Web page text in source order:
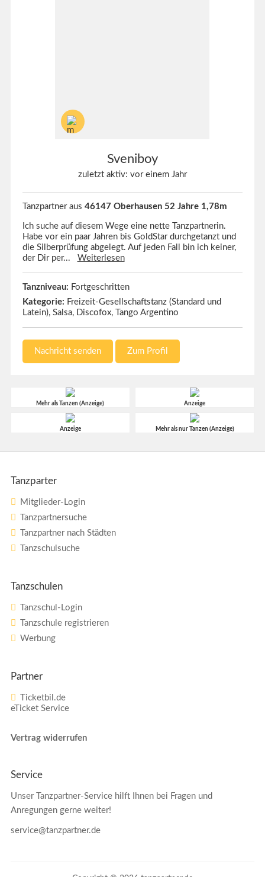
Sveniboy
zuletzt aktiv: vor einem Jahr
Tanzpartner aus 46147 Oberhausen 52 Jahre 1,78m
Ich suche auf diesem Wege eine nette Tanzpartnerin.
Habe vor ein paar Jahren bis GoldStar durchgetanzt und
die Silberprüfung abgelegt. Auf jeden Fall bin ich keiner,
der Dir per... Weiterlesen
Tanzniveau: Fortgeschritten
Kategorie: Freizeit-Gesellschaftstanz (Standard und
Latein), Salsa, Discofox, Tango Argentino
Nachricht senden Zum Profil
Mehr als Tanzen (Anzeige) Anzeige
Anzeige Mehr als nur Tanzen (Anzeige)
Tanzparter
Mitglieder-Login
Tanzpartnersuche
Tanzpartner nach Städten
Tanzschulsuche
Tanzschulen
Tanzschul-Login
Tanzschule registrieren
Werbung
Partner
Ticketbil.de
eTicket Service
Vertrag widerrufen
Service
Unser Tanzpartner-Service hilft Ihnen bei Fragen und
Anregungen gerne weiter!
service@tanzpartner.de